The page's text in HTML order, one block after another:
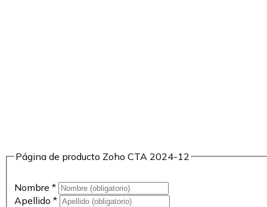
Página de producto Zoho CTA 2024-12
Nombre *
Apellido *